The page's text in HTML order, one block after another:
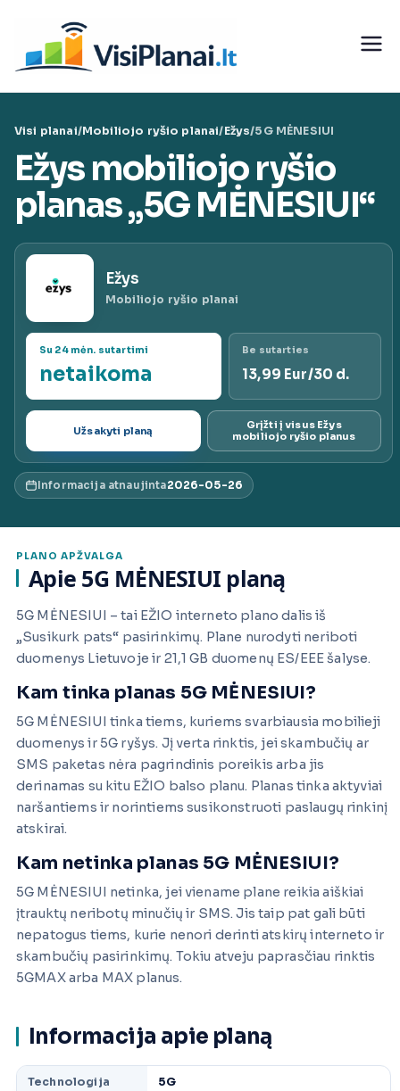
turinio
teleko
munika
cijų
paslaug
|
VisiPlan
ai.lt
Visi planai/Mobiliojo ryšio planai/Ežys/5G MĖNESIUI
Ežys mobiliojo ryšio
planas „5G MĖNESIUI“
Ežys
Mobiliojo ryšio planai
Su 24 mėn. sutartimi
netaikoma
Be sutarties
13,99 Eur/30 d.
Užsakyti planą
Grįžti į visus Ežys
mobiliojo ryšio planus
Informacija atnaujinta2026-05-26
PLANO APŽVALGA
Apie 5G MĖNESIUI planą
5G MĖNESIUI – tai EŽIO interneto plano dalis iš
„Susikurk pats“ pasirinkimų. Plane nurodyti neriboti
duomenys Lietuvoje ir 21,1 GB duomenų ES/EEE šalyse.
Kam tinka planas 5G MĖNESIUI?
5G MĖNESIUI tinka tiems, kuriems svarbiausia mobilieji
duomenys ir 5G ryšys. Jį verta rinktis, jei skambučių ar
SMS paketas nėra pagrindinis poreikis arba jis
derinamas su kitu EŽIO balso planu. Planas tinka aktyviai
naršantiems ir norintiems susikonstruoti paslaugų rinkinį
atskirai.
Kam netinka planas 5G MĖNESIUI?
5G MĖNESIUI netinka, jei viename plane reikia aiškiai
įtrauktų neribotų minučių ir SMS. Jis taip pat gali būti
nepatogus tiems, kurie nenori derinti atskirų interneto ir
skambučių pasirinkimų. Tokiu atveju paprasčiau rinktis
5GMAX arba MAX planus.
Informacija apie planą
Technologija 5G